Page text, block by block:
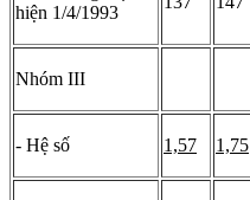
hiện 1/4/1993
Nhóm III
- Hệ số 1,57 1,75